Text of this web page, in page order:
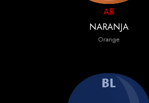
AR
NARANJA
Orange